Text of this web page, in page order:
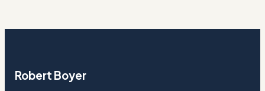
Robert Boyer